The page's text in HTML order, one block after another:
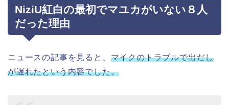
NiziU紅白の最初でマユカがいない８人
だった理由
ニュースの記事を見ると、 マイクのトラブルで出だし
が遅れたという内容でした。